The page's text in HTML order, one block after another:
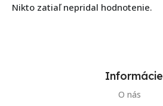
Nikto zatiaľ nepridal hodnotenie.
Informácie
O nás